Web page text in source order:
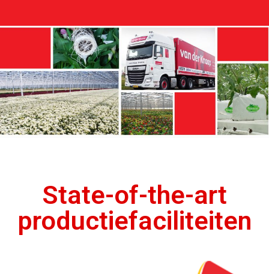
State-of-the-art
productiefaciliteiten